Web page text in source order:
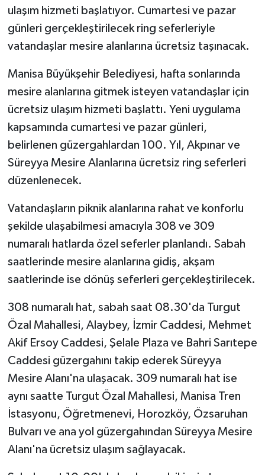
ulaşım hizmeti başlatıyor. Cumartesi ve pazar
günleri gerçekleştirilecek ring seferleriyle
vatandaşlar mesire alanlarına ücretsiz taşınacak.
Manisa Büyükşehir Belediyesi, hafta sonlarında
mesire alanlarına gitmek isteyen vatandaşlar için
ücretsiz ulaşım hizmeti başlattı. Yeni uygulama
kapsamında cumartesi ve pazar günleri,
belirlenen güzergahlardan 100. Yıl, Akpınar ve
Süreyya Mesire Alanlarına ücretsiz ring seferleri
düzenlenecek.
Vatandaşların piknik alanlarına rahat ve konforlu
şekilde ulaşabilmesi amacıyla 308 ve 309
numaralı hatlarda özel seferler planlandı. Sabah
saatlerinde mesire alanlarına gidiş, akşam
saatlerinde ise dönüş seferleri gerçekleştirilecek.
308 numaralı hat, sabah saat 08.30'da Turgut
Özal Mahallesi, Alaybey, İzmir Caddesi, Mehmet
Akif Ersoy Caddesi, Şelale Plaza ve Bahri Sarıtepe
Caddesi güzergahını takip ederek Süreyya
Mesire Alanı'na ulaşacak. 309 numaralı hat ise
aynı saatte Turgut Özal Mahallesi, Manisa Tren
İstasyonu, Öğretmenevi, Horozköy, Özsaruhan
Bulvarı ve ana yol güzergahından Süreyya Mesire
Alanı'na ücretsiz ulaşım sağlayacak.